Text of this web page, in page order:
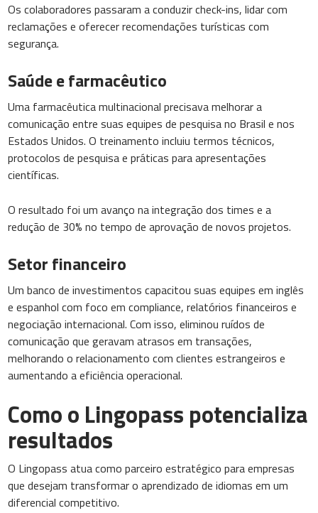
Os colaboradores passaram a conduzir check-ins, lidar com
reclamações e oferecer recomendações turísticas com
segurança.
Saúde e farmacêutico
Uma farmacêutica multinacional precisava melhorar a
comunicação entre suas equipes de pesquisa no Brasil e nos
Estados Unidos. O treinamento incluiu termos técnicos,
protocolos de pesquisa e práticas para apresentações
científicas.
O resultado foi um avanço na integração dos times e a
redução de 30% no tempo de aprovação de novos projetos.
Setor financeiro
Um banco de investimentos capacitou suas equipes em inglês
e espanhol com foco em compliance, relatórios financeiros e
negociação internacional. Com isso, eliminou ruídos de
comunicação que geravam atrasos em transações,
melhorando o relacionamento com clientes estrangeiros e
aumentando a eficiência operacional.
Como o Lingopass potencializa
resultados
O Lingopass atua como parceiro estratégico para empresas
que desejam transformar o aprendizado de idiomas em um
diferencial competitivo.